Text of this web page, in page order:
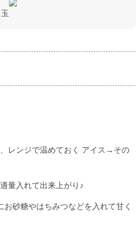
レンジで温めておく アイス→その
量入れて出来上がり♪
砂糖やはちみつなどを入れて甘く